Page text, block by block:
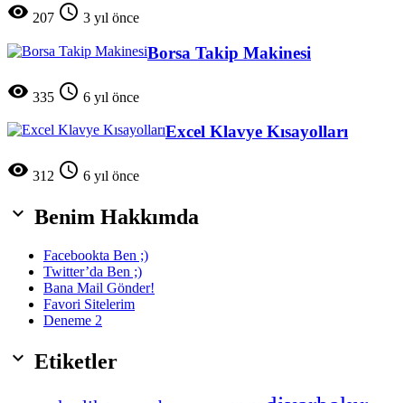
 207  3 yıl önce
Borsa Takip Makinesi
 335  6 yıl önce
Excel Klavye Kısayolları
 312  6 yıl önce
 Benim Hakkımda
Facebookta Ben ;)
Twitter’da Ben ;)
Bana Mail Gönder!
Favori Sitelerim
Deneme 2
 Etiketler